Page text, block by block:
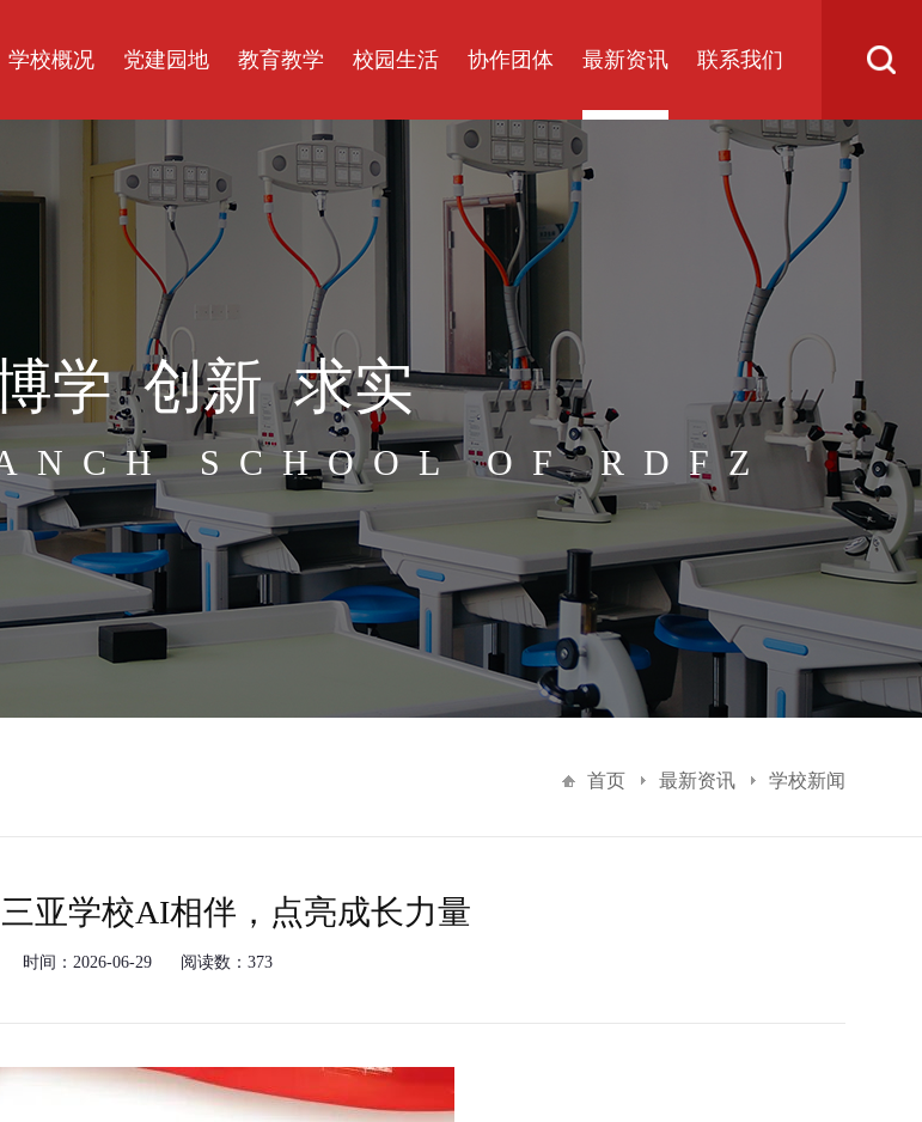
学校概况 党建园地 教育教学 校园生活 协作团体 最新资讯 联系我们
学  创新  求实
SCHOOL OF RDFZ
首页 最新资讯 学校新闻
亚学校AI相伴，点亮成长力量
时间：2026-06-29 阅读数：373